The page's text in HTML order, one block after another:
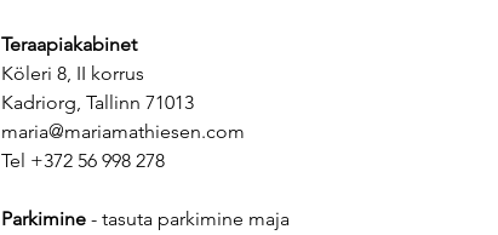
Teraapiakabinet
Köleri 8, II korrus
Kadriorg, Tallinn 71013
maria@mariamathiesen.com
Tel +372 56 998 278
Parkimine - tasuta parkimine maja